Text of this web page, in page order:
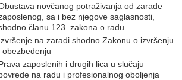
novčanog potraživanja od zarade
sa i bez njegove saglasnosti,
članu 123. zakona o radu
na zaradi shodno Zakonu o izvršenju
obezbeđenju
zaposlenih i drugih lica u slučaju
na radu i profesionalnog oboljenja